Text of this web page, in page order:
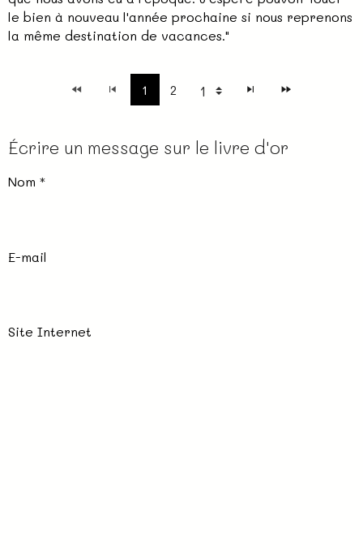
le bien à nouveau l'année prochaine si nous reprenons
la même destination de vacances."
1 2
Écrire un message sur le livre d'or
Nom
E-mail
Site Internet